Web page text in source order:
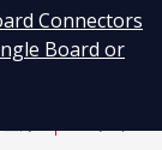
Connectors
Board or